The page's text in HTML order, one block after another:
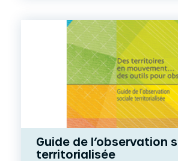
Guide de l’observation
territorialisée